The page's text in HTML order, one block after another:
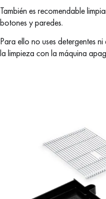
También es recomendable
botones y paredes.
Para ello no uses detergentes
la limpieza con la máquina